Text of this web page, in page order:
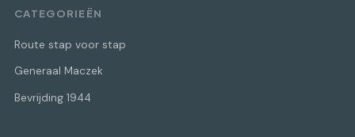
CATEGORIEËN
Route stap voor stap
Generaal Maczek
Bevrijding 1944